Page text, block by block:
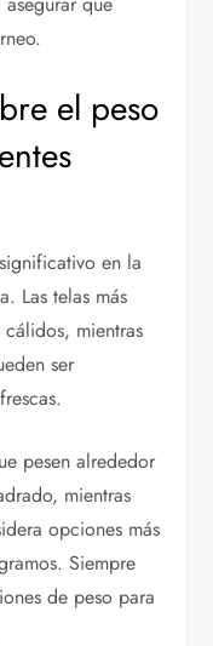
el peso
en la
Las telas más
mientras
ser
pesen alrededor
mientras
opciones más
Siempre
de peso para